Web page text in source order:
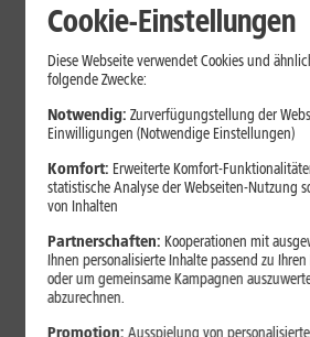
Tests & Vergleiche
Galaxy Z Fold7 oder
sich beim neuen
Kompakteres Format, neuer Chip,
Fold8 setzt andere Schwerpunkte als sein
zeigen, was Samsung verändert hat,
Alltag zählen und wo das Fold7 Vorteile
Mehr erfahren
Cookie-Einstellungen
Diese Webseite verwendet Cookies und
folgende Zwecke:
Notwendig: Zurverfügungstellung der
Einwilligungen (Notwendige Einstellungen)
Komfort: Erweiterte Komfort-
statistische Analyse der Webseiten-Nutzung
von Inhalten
Partnerschaften: Kooperationen mit
Ihnen personalisierte Inhalte passend zu
oder um gemeinsame Kampagnen
abzurechnen.
Promotion: Ausspielung von